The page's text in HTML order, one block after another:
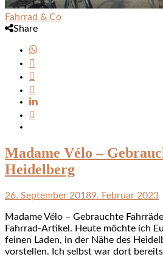
Fahrrad & Co
Share
Madame Vélo –
Heidelberg
26. September 20189. Februar 2023
Madame Vélo – Gebrauchte
Fahrrad-Artikel. Heute möchte ich
feinen Laden, in der Nähe des
vorstellen. Ich selbst war dort